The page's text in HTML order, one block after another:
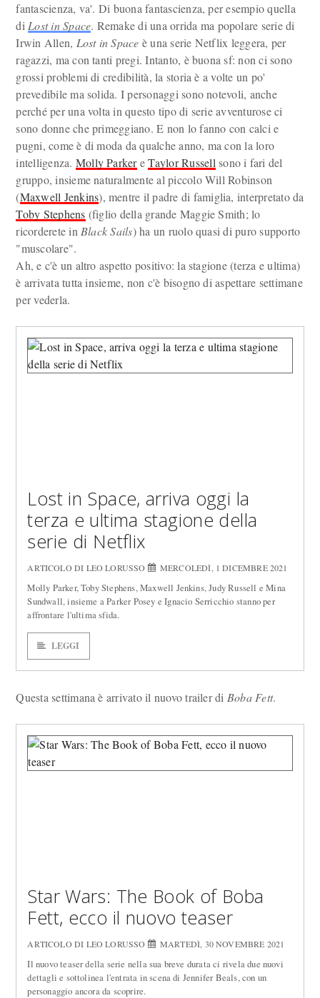
fantascienza, va'. Di buona fantascienza, per esempio quella
di Lost in Space. Remake di una orrida ma popolare serie di
Irwin Allen, Lost in Space è una serie Netflix leggera, per
ragazzi, ma con tanti pregi. Intanto, è buona sf: non ci sono
grossi problemi di credibilità, la storia è a volte un po'
prevedibile ma solida. I personaggi sono notevoli, anche
perché per una volta in questo tipo di serie avventurose ci
sono donne che primeggiano. E non lo fanno con calci e
pugni, come è di moda da qualche anno, ma con la loro
intelligenza. Molly ParkereTaylor Russell sono i fari del
gruppo, insieme naturalmente al piccolo Will Robinson
(Maxwell Jenkins), mentre il padre di famiglia, interpretato da
Toby Stephens (figlio della grande Maggie Smith; lo
ricorderete in Black Sails) ha un ruolo quasi di puro supporto
"muscolare".
Ah, e c'è un altro aspetto positivo: la stagione (terza e ultima)
è arrivata tutta insieme, non c'è bisogno di aspettare settimane
per vederla.
Lost in Space, arriva oggi la
terza e ultima stagione della
serie di Netflix
ARTICOLO DI LEO LORUSSO MERCOLEDÌ, 1 DICEMBRE 2021
Molly Parker, Toby Stephens, Maxwell Jenkins, Judy Russell e Mina
Sundwall, insieme a Parker Posey e Ignacio Serricchio stanno per
affrontare l'ultima sfida.
LEGGI
Questa settimana è arrivato il nuovo trailer di Boba Fett.
Star Wars: The Book of Boba
Fett, ecco il nuovo teaser
ARTICOLO DI LEO LORUSSO MARTEDÌ, 30 NOVEMBRE 2021
Il nuovo teaser della serie nella sua breve durata ci rivela due nuovi
dettagli e sottolinea l'entrata in scena di Jennifer Beals, con un
personaggio ancora da scoprire.